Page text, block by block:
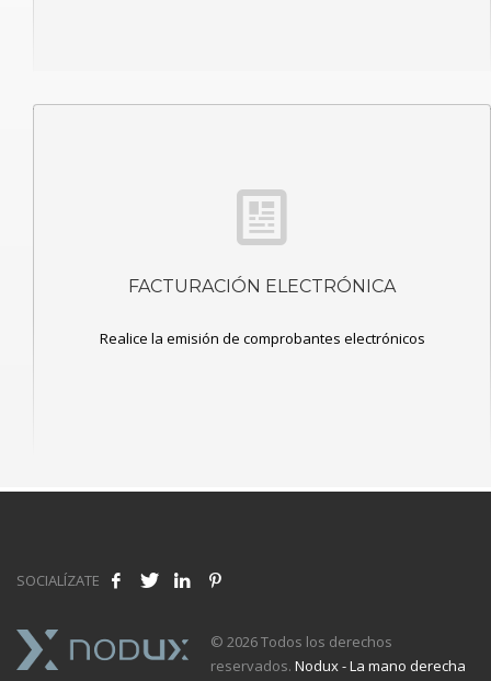
FACTURACIÓN ELECTRÓNICA
Realice la emisión de comprobantes electrónicos
SOCIALÍZATE
© 2026 Todos los derechos
reservados. Nodux - La mano derecha